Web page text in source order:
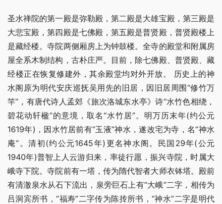
圣水禅院的第一殿是弥勒殿，第二殿是大雄宝殿，第三殿是
大悲宝殿，第四殿是七佛殿，第五殿是普贤殿，普贤殿楼上
是藏经楼。寺院两侧厢房上为钟鼓楼。全寺的殿堂和附属房
屋全系木制结构，古朴庄严。目前，除七佛殿、普贤殿、藏
经楼正在恢复修建外，其余殿堂均对外开放。 历史上的神
水阁原为明代安庆巡抚吴用先的旧居，因旧居周围“修竹万
竿”，有唐代诗人孟郊《旅次洛城东水亭》诗“水竹色相绕，
碧花动轩楹”的意境，取名“水竹居”。明万历末年(约公元
1619年)，因水竹居前有“玉液”神水，遂改宅为寺，名“神水
庵”。清初(约公元1645年)更名神水阁。民国29年(公元
1940年)普智上人云游归来，率徒行愿，振兴寺院，时属大
峨寺下院。寺院前有一塔，传为隋代智者大师衣钵塔。殿前
有清澈泉水从石下流出，泉旁巨石上有“大峨”二字，相传为
吕洞宾所书，“福寿”二字传为陈抟所书，“神水”二字是明代